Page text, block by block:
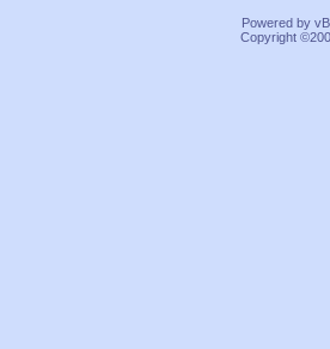
Powered by
Copyright